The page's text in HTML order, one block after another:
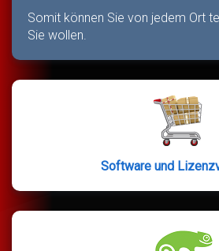
Somit können Sie von jedem Ort
Sie wollen.
Software und